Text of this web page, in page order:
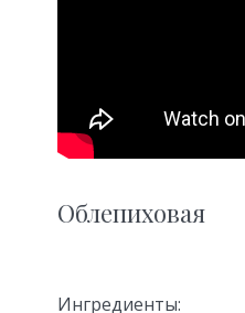
Облепиховая
Ингредиенты: